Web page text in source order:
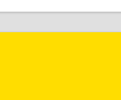
обл, Сергиево-